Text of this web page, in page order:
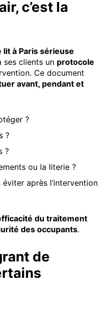
c’est la
à Paris sérieuse
ses clients un protocole
Ce document
avant, pendant et
?
?
?
ou la literie ?
après l’intervention
du traitement
des occupants.
de